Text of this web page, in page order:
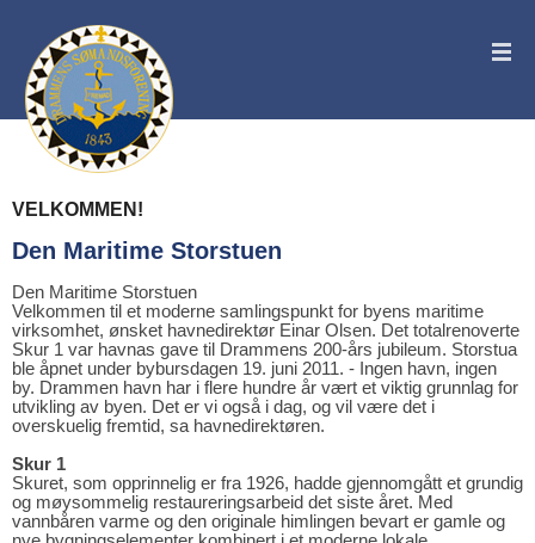
VELKOMMEN!
Den Maritime Storstuen
Den Maritime Storstuen
Velkommen til et moderne samlingspunkt for byens maritime
virksomhet, ønsket havnedirektør Einar Olsen. Det totalrenoverte
Skur 1 var havnas gave til Drammens 200-års jubileum. Storstua
ble åpnet under bybursdagen 19. juni 2011. - Ingen havn, ingen
by. Drammen havn har i flere hundre år vært et viktig grunnlag for
utvikling av byen. Det er vi også i dag, og vil være det i
overskuelig fremtid, sa havnedirektøren.
Skur 1
Skuret, som opprinnelig er fra 1926, hadde gjennomgått et grundig
og møysommelig restaureringsarbeid det siste året. Med
vannbåren varme og den originale himlingen bevart er gamle og